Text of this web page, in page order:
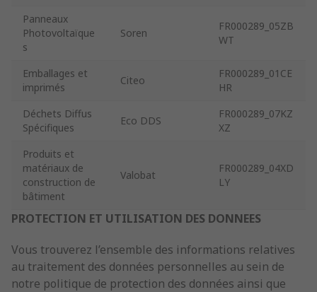
Panneaux
Photovoltaïque
s
Soren
FR000289_05ZB
WT
Emballages et
imprimés
Citeo
FR000289_01CE
HR
Déchets Diffus
Spécifiques
Eco DDS
FR000289_07KZ
XZ
Produits et
matériaux de
construction de
bâtiment
Valobat
FR000289_04XD
LY
PROTECTION ET UTILISATION DES DONNEES
Vous trouverez l’ensemble des informations relatives
au traitement des données personnelles au sein de
notre politique de protection des données ainsi que